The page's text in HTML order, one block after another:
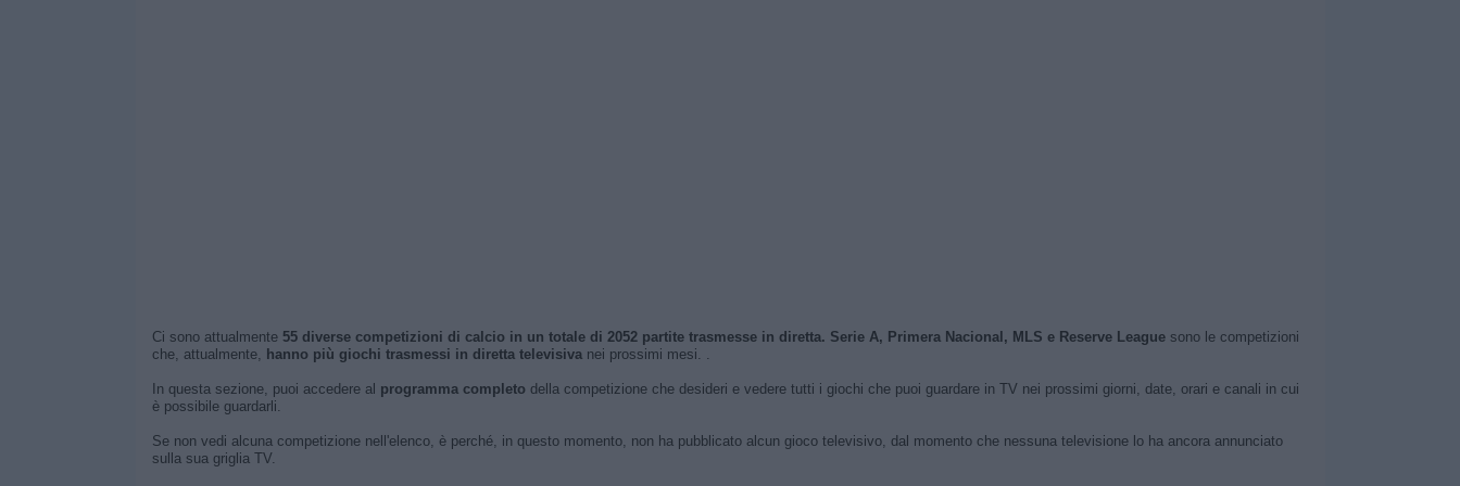
Ci sono attualmente 55 diverse competizioni di calcio in un totale di 2052 partite trasmesse in diretta. Serie A, Primera Nacional, MLS e Reserve Leaguesono le competizioni
che, attualmente, hanno più giochi trasmessi in diretta televisivanei prossimi mesi. .
In questa sezione, puoi accedere al programma completo della competizione che desideri e vedere tutti i giochi che puoi guardare in TV nei prossimi giorni, date, orari e canali in cui
è possibile guardarli.
Se non vedi alcuna competizione nell'elenco, è perché, in questo momento, non ha pubblicato alcun gioco televisivo, dal momento che nessuna televisione lo ha ancora annunciato
sulla sua griglia TV.